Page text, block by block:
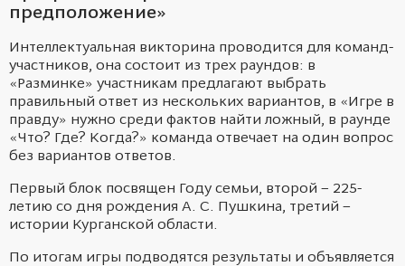
предположение»
Интеллектуальная викторина проводится для команд-
участников, она состоит из трех раундов: в
«Разминке» участникам предлагают выбрать
правильный ответ из нескольких вариантов, в «Игре в
правду» нужно среди фактов найти ложный, в раунде
«Что? Где? Когда?» команда отвечает на один вопрос
без вариантов ответов.
Первый блок посвящен Году семьи, второй – 225-
летию со дня рождения А. С. Пушкина, третий –
истории Курганской области.
По итогам игры подводятся результаты и объявляется